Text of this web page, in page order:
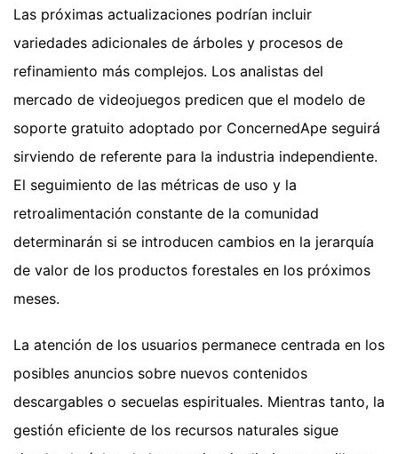
Las próximas actualizaciones podrían incluir
variedades adicionales de árboles y procesos de
refinamiento más complejos. Los analistas del
mercado de videojuegos predicen que el modelo de
soporte gratuito adoptado por ConcernedApe seguirá
sirviendo de referente para la industria independiente.
El seguimiento de las métricas de uso y la
retroalimentación constante de la comunidad
determinarán si se introducen cambios en la jerarquía
de valor de los productos forestales en los próximos
meses.
La atención de los usuarios permanece centrada en los
posibles anuncios sobre nuevos contenidos
descargables o secuelas espirituales. Mientras tanto, la
gestión eficiente de los recursos naturales sigue